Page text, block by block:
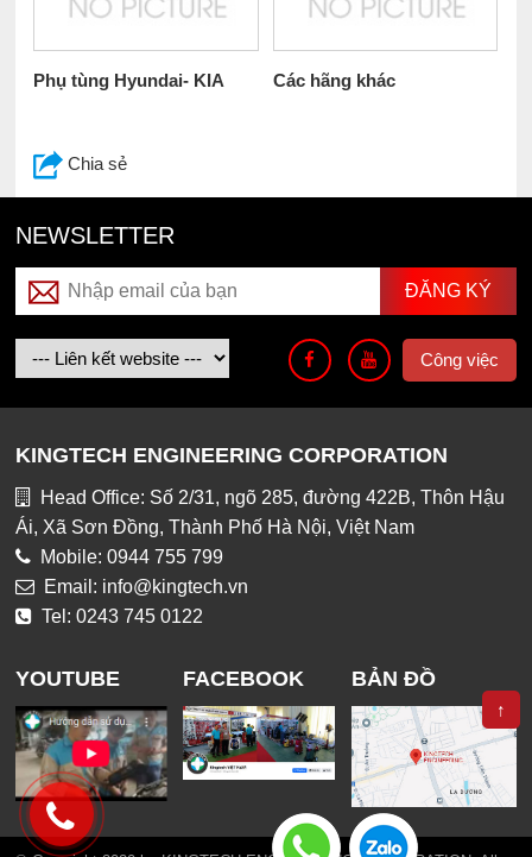
Phụ tùng Hyundai- KIA Các hãng khác
Chia sẻ
NEWSLETTER
Công việc
KINGTECH ENGINEERING CORPORATION
Head Office: Số 2/31, ngõ 285, đường 422B, Thôn Hậu
Ái, Xã Sơn Đồng, Thành Phố Hà Nội, Việt Nam
Mobile: 0944 755 799
Email: info@kingtech.vn
Tel: 0243 745 0122
YOUTUBE FACEBOOK BẢN ĐỒ
↑